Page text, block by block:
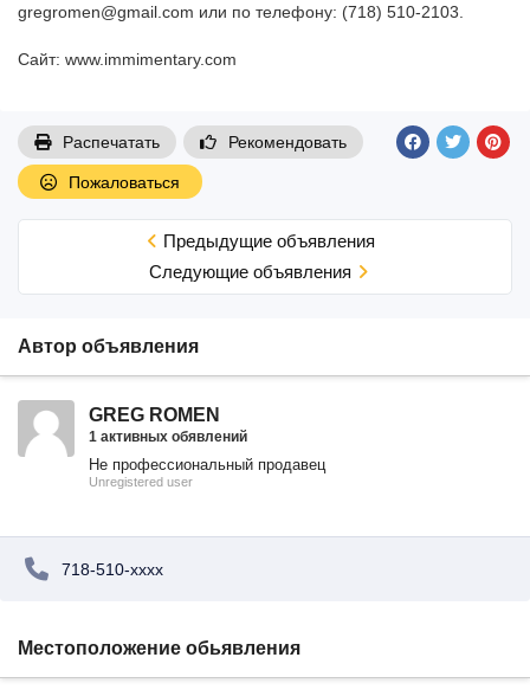
gregromen@gmail.com или по телефону: (718) 510-2103.
Сайт: www.immimentary.com
Распечатать Рекомендовать
Пожаловаться
Предыдущие объявления
Cледующие объявления
Автор объявления
GREG ROMEN
1 активных обявлений
Не профессиональный продавец
Unregistered user
718-510-xxxx
Местоположение обьявления